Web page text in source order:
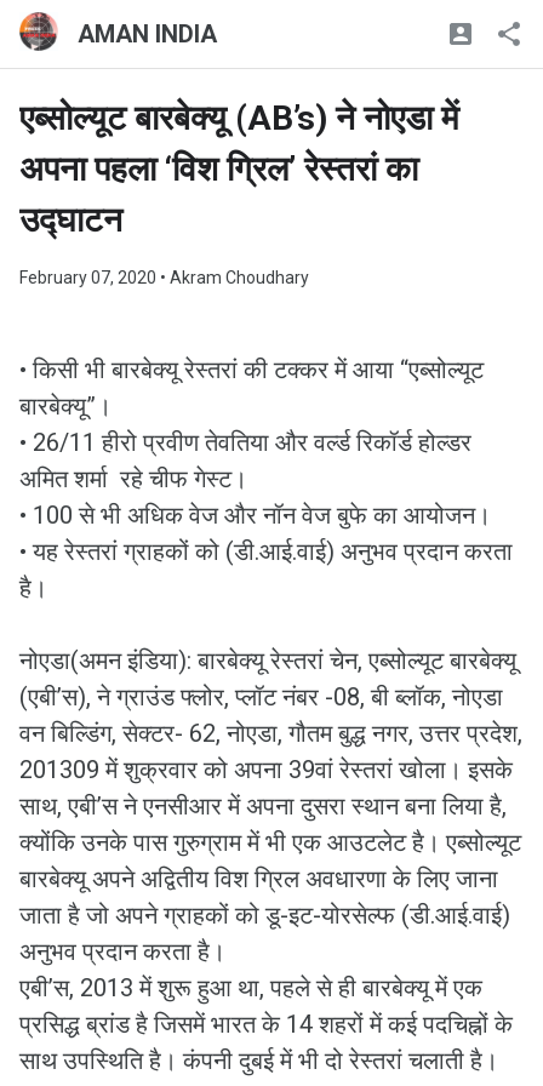
AMAN INDIA
एब्सोल्यूट बारबेक्यू (AB’s) ने नोएडा में
अपना पहला ‘विश ग्रिल’ रेस्तरां का
उद्घाटन
February 07, 2020 • Akram Choudhary
• किसी भी बारबेक्यू रेस्तरां की टक्कर में आया “एब्सोल्यूट
बारबेक्यू”।
• 26/11 हीरो प्रवीण तेवतिया और वर्ल्ड रिकॉर्ड होल्डर
अमित शर्मा रहे चीफ गेस्ट।
• 100 से भी अधिक वेज और नॉन वेज बुफे का आयोजन।
• यह रेस्तरां ग्राहकों को (डी.आई.वाई) अनुभव प्रदान करता
है।
नोएडा(अमन इंडिया): बारबेक्यू रेस्तरां चेन, एब्सोल्यूट बारबेक्यू
(एबी’स), ने ग्राउंड फ्लोर, प्लॉट नंबर -08, बी ब्लॉक, नोएडा
वन बिल्डिंग, सेक्टर- 62, नोएडा, गौतम बुद्ध नगर, उत्तर प्रदेश,
201309 में शुक्रवार को अपना 39वां रेस्तरां खोला। इसके
साथ, एबी’स ने एनसीआर में अपना दुसरा स्थान बना लिया है,
क्योंकि उनके पास गुरुग्राम में भी एक आउटलेट है। एब्सोल्यूट
बारबेक्यू अपने अद्वितीय विश ग्रिल अवधारणा के लिए जाना
जाता है जो अपने ग्राहकों को डू-इट-योरसेल्फ (डी.आई.वाई)
अनुभव प्रदान करता है।
एबी’स, 2013 में शुरू हुआ था, पहले से ही बारबेक्यू में एक
प्रसिद्ध ब्रांड है जिसमें भारत के 14 शहरों में कई पदचिह्नों के
साथ उपस्थिति है। कंपनी दुबई में भी दो रेस्तरां चलाती है।